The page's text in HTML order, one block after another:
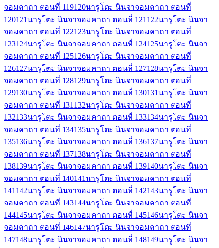
จอมคาถา ตอนที่ 119120นารูโตะ นินจาจอมคาถา ตอนที่
120121 นารูโตะ นินจาจอมคาถา ตอนที่ 121 122นารูโตะ นินจา
จอมคาถา ตอนที่ 122123นารูโตะ นินจาจอมคาถา ตอนที่
123124นารูโตะ นินจาจอมคาถา ตอนที่ 124125นารูโตะ นินจา
จอมคาถา ตอนที่ 125126นารูโตะ นินจาจอมคาถา ตอนที่
126127นารูโตะ นินจาจอมคาถา ตอนที่ 127128นารูโตะ นินจา
จอมคาถา ตอนที่ 128129นารูโตะ นินจาจอมคาถา ตอนที่
129130นารูโตะ นินจาจอมคาถา ตอนที่ 130131 นารูโตะ นินจา
จอมคาถา ตอนที่ 131 132นารูโตะ นินจาจอมคาถา ตอนที่
132133นารูโตะ นินจาจอมคาถา ตอนที่ 133134นารูโตะ นินจา
จอมคาถา ตอนที่ 134135นารูโตะ นินจาจอมคาถา ตอนที่
135136นารูโตะ นินจาจอมคาถา ตอนที่ 136137นารูโตะ นินจา
จอมคาถา ตอนที่ 137138นารูโตะ นินจาจอมคาถา ตอนที่
138139นารูโตะ นินจาจอมคาถา ตอนที่ 139140นารูโตะ นินจา
จอมคาถา ตอนที่ 140141 นารูโตะ นินจาจอมคาถา ตอนที่
141 142นารูโตะ นินจาจอมคาถา ตอนที่ 142143นารูโตะ นินจา
จอมคาถา ตอนที่ 143144นารูโตะ นินจาจอมคาถา ตอนที่
144145นารูโตะ นินจาจอมคาถา ตอนที่ 145146นารูโตะ นินจา
จอมคาถา ตอนที่ 146147นารูโตะ นินจาจอมคาถา ตอนที่
147148นารูโตะ นินจาจอมคาถา ตอนที่ 148149นารูโตะ นินจา